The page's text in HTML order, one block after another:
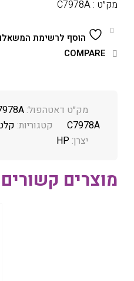
מק״ט : C7978A
הוסף לרשימת
COMPARE
מק״ט דאטהפול:
C7978A
קטגוריות:
יצרן:HP
מוצרים קשורים